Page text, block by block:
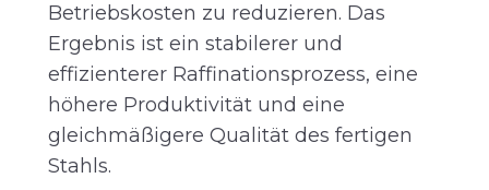
Betriebskosten zu reduzieren. Das
Ergebnis ist ein stabilerer und
effizienterer Raffinationsprozess, eine
höhere Produktivität und eine
gleichmäßigere Qualität des fertigen
Stahls.